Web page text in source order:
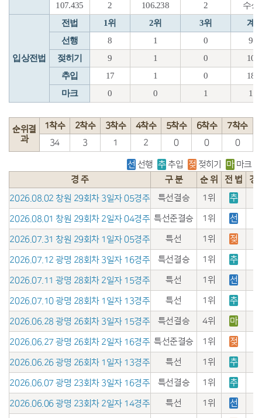
107.435 2 106.238 2 수성
입상전법
전법 1위 2위 3위
계
선행
8 1 0
9
젖히기
9 1 0
10
추입
17 1 0
18
마크
0 0 1 1
순위결
과
1착수 2착수 3착수 4착수 5착수 6착수
7착수
34
3 1 2 0 0 0
선 선행 추 추입 젖 젖히기 마 마크
경 주
구 분 순 위 전 법
경
2026.08.02 창원 29회차 3일자 05경주
특선결승 1위 추
2026.08.01 창원 29회차 2일자 04경주 특선준결승 1위 선
2026.07.31 창원 29회차 1일자 05경주 특선 1위 젖
2026.07.12 광명 28회차 3일자 16경주 특선결승 1위 추
2026.07.11 광명 28회차 2일자 15경주 특선 1위 선
2026.07.10 광명 28회차 1일자 13경주 특선 1위 추
2026.06.28 광명 26회차 3일자 15경주 특선결승 4위 마
2026.06.27 광명 26회차 2일자 16경주 특선준결승 1위 젖
2026.06.26 광명 26회차 1일자 13경주 특선 1위 추
2026.06.07 광명 23회차 3일자 16경주 특선결승 1위 추
2026.06.06 광명 23회차 2일자 14경주 특선 1위 선